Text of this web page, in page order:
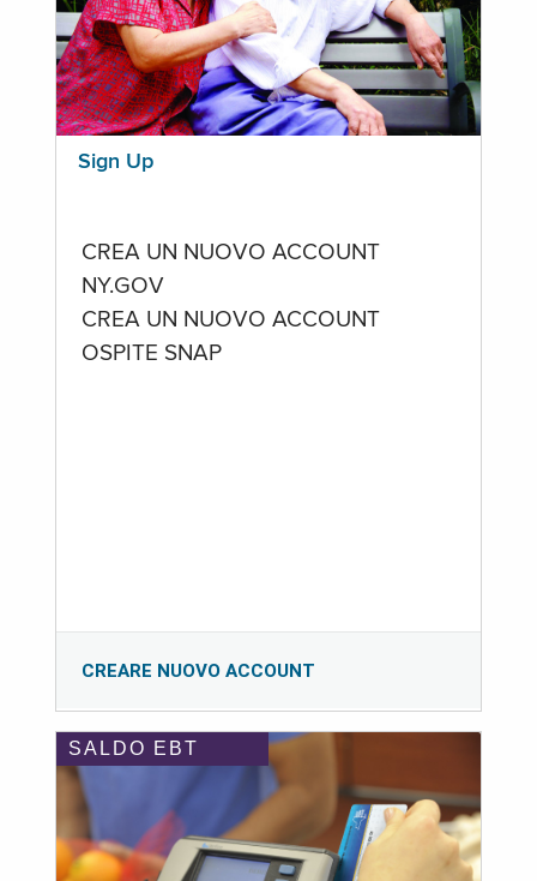
Sign Up
CREA UN NUOVO ACCOUNT
NY.GOV
CREA UN NUOVO ACCOUNT
OSPITE SNAP
CREARE NUOVO ACCOUNT
SALDO EBT